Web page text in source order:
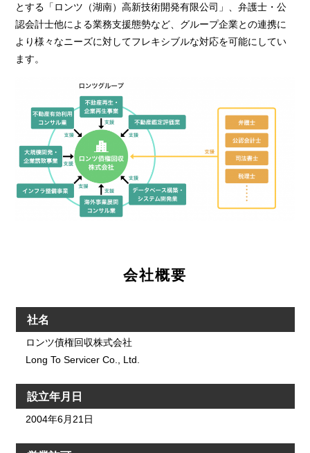
とする「ロンツ（湖南）高新技術開発有限公司」、弁護士・公
認会計士他による業務支援態勢など、グループ企業との連携に
より様々なニーズに対してフレキシブルな対応を可能にしてい
ます。
会社概要
社名
ロンツ債権回収株式会社
Long To Servicer Co., Ltd.
設立年月日
2004年6月21日